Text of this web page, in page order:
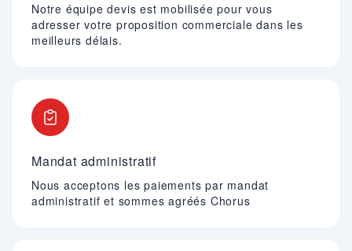
Notre équipe devis est mobilisée pour vous
adresser votre proposition commerciale dans les
meilleurs délais.
Mandat administratif
Nous acceptons les paiements par mandat
administratif et sommes agréés Chorus